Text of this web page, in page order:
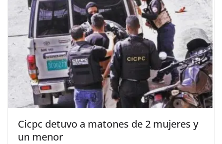
Cicpc detuvo a matones de 2 mujeres y
un menor